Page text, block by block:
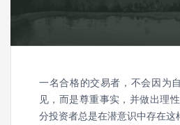
一名合格的交易者，不会因为
见，而是尊重事实，并做出理
分投资者总是在潜意识中存在这